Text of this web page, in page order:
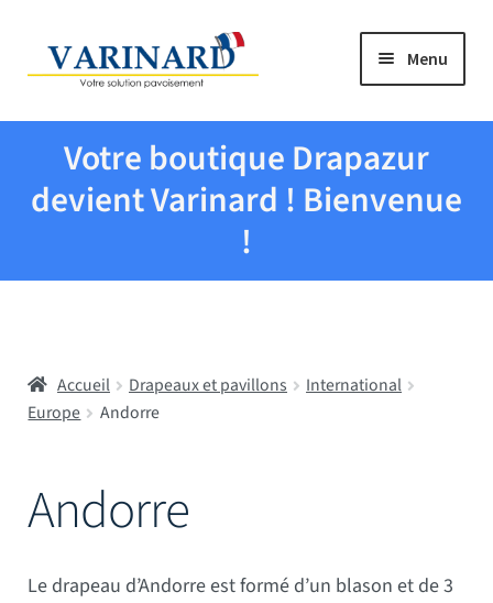
Aller à la navigation
Aller au contenu Menu
Tous les produits
Drapeaux et pavillons
Écoles
Mâts
Votre boutique Drapazur
devient Varinard ! Bienvenue
!
Accueil Drapeaux et pavillons
International
Europe
Andorre
Andorre
Le drapeau d’Andorre est formé d’un blason et de 3